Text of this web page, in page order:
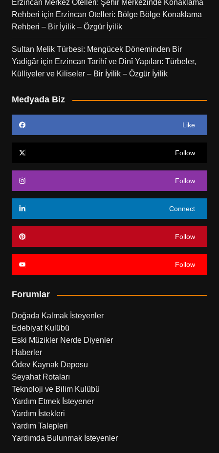
Erzincan Merkez Otelleri: Şehir Merkezinde Konaklama
Rehberi için Erzincan Otelleri: Bölge Bölge Konaklama
Rehberi – Bir İyilik – Özgür İyilik
Sultan Melik Türbesi: Mengücek Döneminden Bir
Yadigâriçin Erzincan Tarihî ve Dinî Yapıları: Türbeler,
Külliyeler ve Kiliseler – Bir İyilik – Özgür İyilik
Medyada Biz
Like
Follow
Follow
Connect
Follow
Follow
Forumlar
Doğada Kalmak İsteyenler
Edebiyat Kulübü
Eski Müzikler Nerde Diyenler
Haberler
Ödev Kaynak Deposu
Seyahat Rotaları
Teknoloji ve Bilim Kulübü
Yardım Etmek İsteyener
Yardım İstekleri
Yardım Talepleri
Yardımda Bulunmak İsteyenler